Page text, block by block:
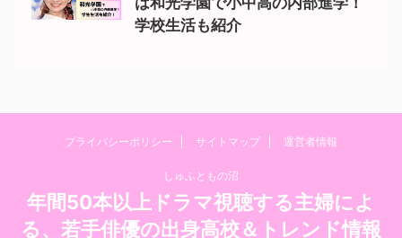
学校生活も紹介
プライバシーポリシー サイトマップ 運営者情報
しゅふともの沼
年間50本以上ドラマ視聴する主婦によ
る、若手俳優の出身高校＆トレンド情報